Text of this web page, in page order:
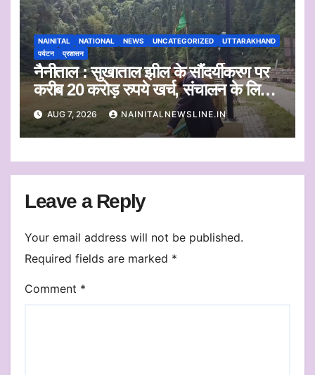
NAINITAL NATIONAL NEWS UNCATEGORIZED
UTTARAKHAND
पर्यटन
प्रशासन
नैनीताल : सुखाताल झील के सौंदर्यीकरण पर
करीब 20 करोड़ रुपये खर्च, संचालन के लिए
संस्था का चयन जल्द
AUG 7, 2026 NAINITALNEWSLINE.IN
Leave a Reply
Your email address will not be published.
Required fields are marked *
Comment *